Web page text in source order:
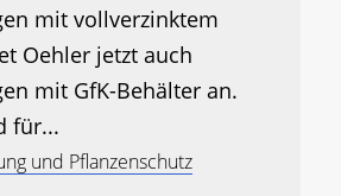
mit vollverzinktem
Oehler jetzt auch
mit GfK-Behälter an.
für...
und Pflanzenschutz